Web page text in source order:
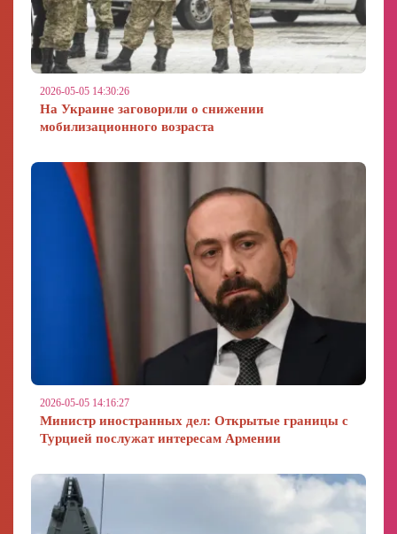
2026-05-05 14:30:26
На Украине заговорили о снижении
мобилизационного возраста
2026-05-05 14:16:27
Министр иностранных дел: Открытые границы с
Турцией послужат интересам Армении